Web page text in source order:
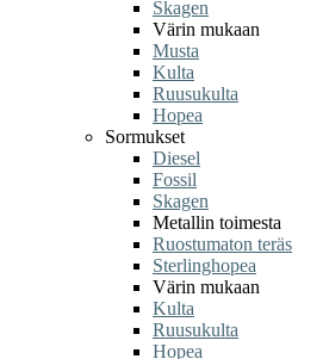
Skagen
Värin mukaan
Musta
Kulta
Ruusukulta
Hopea
Sormukset
Diesel
Fossil
Skagen
Metallin toimesta
Ruostumaton teräs
Sterlinghopea
Värin mukaan
Kulta
Ruusukulta
Hopea